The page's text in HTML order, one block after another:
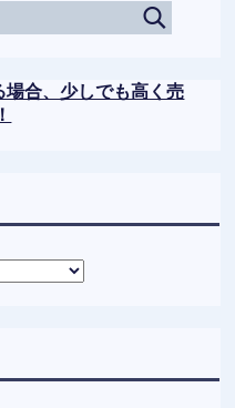
場合、少しでも高く売